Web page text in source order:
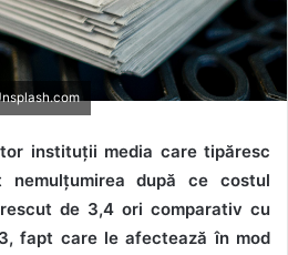
instituții media care tipăresc
nemulțumirea după ce costul
de 3,4 ori comparativ cu
fapt care le afectează în mod